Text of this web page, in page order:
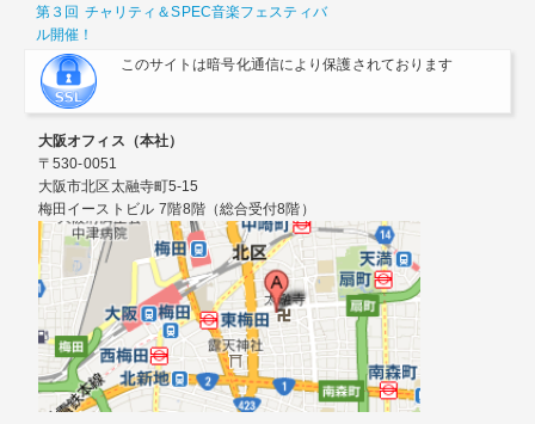
第３回 チャリティ＆SPEC音楽フェスティバ
ル開催！
このサイトは暗号化通信により保護されております
大阪オフィス（本社）
〒530-0051
大阪市北区太融寺町5-15
梅田イーストビル 7階8階（総合受付8階）